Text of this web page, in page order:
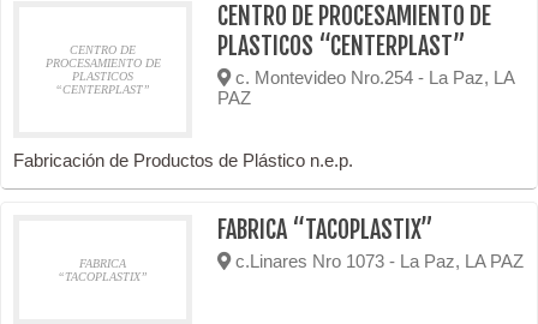
CENTRO DE
PROCESAMIENTO DE
PLASTICOS
“CENTERPLAST”
CENTRO DE PROCESAMIENTO DE
PLASTICOS “CENTERPLAST”
c. Montevideo Nro.254 - La Paz, LA
PAZ
Fabricación de Productos de Plástico n.e.p.
FABRICA
“TACOPLASTIX”
FABRICA “TACOPLASTIX”
c.Linares Nro 1073 - La Paz, LA PAZ